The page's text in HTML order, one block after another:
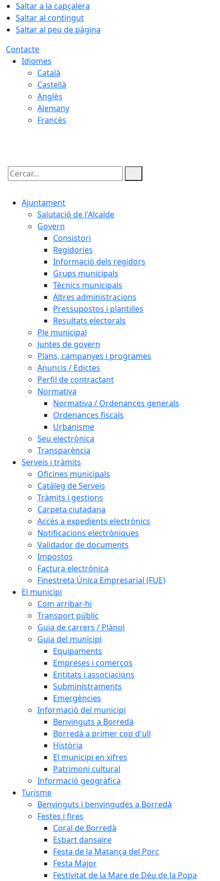
Saltar a la capçalera
Saltar al contingut
Saltar al peu de pàgina
Contacte
Idiomes
Català
Castellà
Anglès
Alemany
Francès
Cercar:
Ajuntament
Salutació de l'Alcalde
Govern
Consistori
Regidories
Informació dels regidors
Grups municipals
Tècnics municipals
Altres administracions
Pressupostos i plantilles
Resultats electorals
Ple municipal
Juntes de govern
Plans, campanyes i programes
Anuncis / Edictes
Perfil de contractant
Normativa
Normativa / Ordenances generals
Ordenances fiscals
Urbanisme
Seu electrònica
Transparència
Serveis i tràmits
Oficines municipals
Catàleg de Serveis
Tràmits i gestions
Carpeta ciutadana
Accés a expedients electrònics
Notificacions electròniques
Validador de documents
Impostos
Factura electrònica
Finestreta Única Empresarial (FUE)
El municipi
Com arribar-hi
Transport públic
Guia de carrers / Plànol
Guia del municipi
Equipaments
Empreses i comerços
Entitats i associacions
Subministraments
Emergències
Informació del municipi
Benvinguts a Borredà
Borredà a primer cop d'ull
Història
El municipi en xifres
Patrimoni cultural
Informació geogràfica
Turisme
Benvinguts i benvingudes a Borredà
Festes i fires
Coral de Borredà
Esbart dansaire
Festa de la Matança del Porc
Festa Major
Festivitat de la Mare de Déu de la Popa